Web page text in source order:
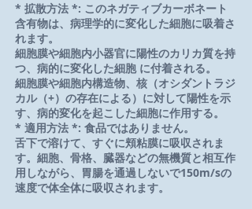
* 拡散方法 *: このネガティブカーボネート
含有物は、病理学的に変化した細胞に吸着さ
れます。
細胞膜や細胞内小器官に陽性のカリカ質を持
つ、病的に変化した細胞 に付着される。
細胞膜や細胞内構造物、核（オシダントラジ
カル（+）の存在による）に対して陽性を示
す、病的変化を起こした細胞に作用する。
* 適用方法 *: 食品ではありません。
舌下で溶けて、すぐに頬粘膜に吸収されま
す。細胞、骨格、臓器などの無機質と相互作
用しながら、胃腸を通過しないで150m/sの
速度で体全体に吸収されます。